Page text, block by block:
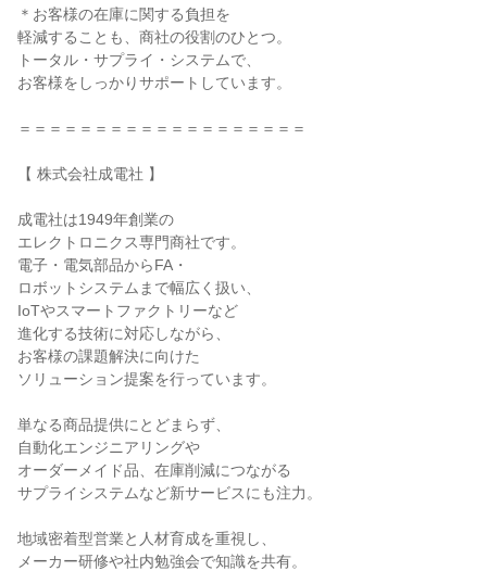
＊お客様の在庫に関する負担を
軽減することも、商社の役割のひとつ。
トータル・サプライ・システムで、
お客様をしっかりサポートしています。
＝＝＝＝＝＝＝＝＝＝＝＝＝＝＝＝＝＝＝
【 株式会社成電社 】
成電社は1949年創業の
エレクトロニクス専門商社です。
電子・電気部品からFA・
ロボットシステムまで幅広く扱い、
IoTやスマートファクトリーなど
進化する技術に対応しながら、
お客様の課題解決に向けた
ソリューション提案を行っています。
単なる商品提供にとどまらず、
自動化エンジニアリングや
オーダーメイド品、在庫削減につながる
サプライシステムなど新サービスにも注力。
地域密着型営業と人材育成を重視し、
メーカー研修や社内勉強会で知識を共有。